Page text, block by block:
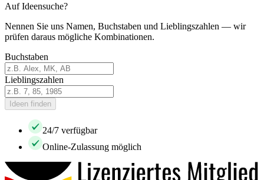
Auf Ideensuche?
Nennen Sie uns Namen, Buchstaben und Lieblingszahlen — wir
prüfen daraus mögliche Kombinationen.
Buchstaben
Lieblingszahlen
Ideen finden
24/7 verfügbar
Online-Zulassung möglich